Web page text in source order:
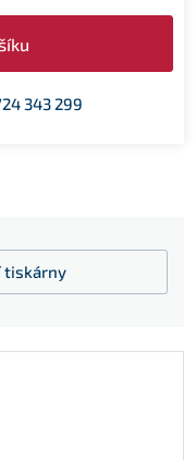
343 299
tiskárny